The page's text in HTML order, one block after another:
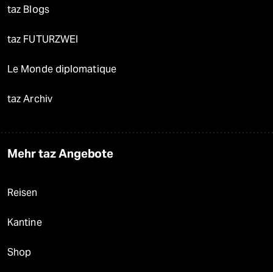
taz Blogs
taz FUTURZWEI
Le Monde diplomatique
taz Archiv
Mehr taz Angebote
Reisen
Kantine
Shop